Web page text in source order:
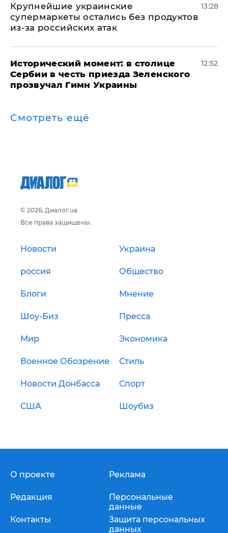
Крупнейшие украинские
супермаркеты остались без продуктов
из-за российских атак
13:28
Исторический момент: в столице
Сербии в честь приезда Зеленского
прозвучал Гимн Украины
12:52
Смотреть ещё
© 2026, Диалог.ua
Все права защищены.
Новости Украина
россия Общество
Блоги Мнение
Шоу-Биз Пресса
Мир Экономика
Военное Обозрение Стиль
Новости Донбасса Спорт
США Шоубиз
О проекте
Редакция
Контакты
Реклама
Персональные
данные
Защита персональных
данных